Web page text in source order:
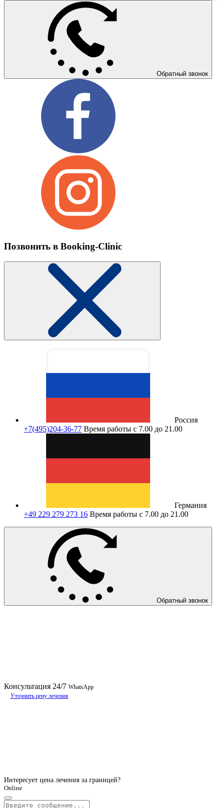
Обратный звонок
Позвонить в Booking-Clinic
Россия
+7(495)204-36-77 Время работы с 7.00 до 21.00
Германия
+49 229 279 273 16 Время работы с 7.00 до 21.00
Обратный звонок
Консультация 24/7 WhatsApp
Уточнить цену лечения
Интересует цена лечения за границей?
Online